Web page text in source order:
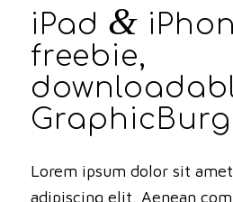
iPad &
freebie,
Lorem ipsum dolor sit
adipiscing elit. Aenean